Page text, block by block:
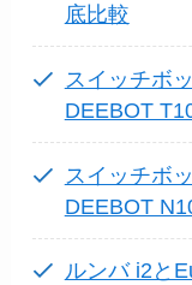
底比較
スイッチボ
DEEBOT
スイッチボ
DEEBOT
ルンバ i2と